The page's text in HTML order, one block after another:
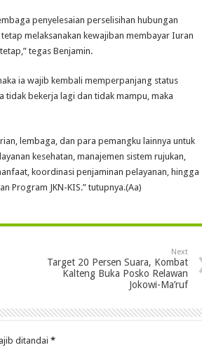
penyelesaian perselisihan hubungan
melaksanakan kewajiban membayar Iuran
tegas Benjamin.
ia wajib kembali memperpanjang status
tidak bekerja lagi dan tidak mampu, maka
lembaga, dan para pemangku lainnya untuk
kesehatan, manajemen sistem rujukan,
koordinasi penjaminan pelayanan, hingga
Program JKN-KIS.” tutupnya.(Aa)
Next
Target 20 Persen Suara, Kombat
Kalteng Buka Posko Relawan
Jokowi-Ma’ruf
ditandai *